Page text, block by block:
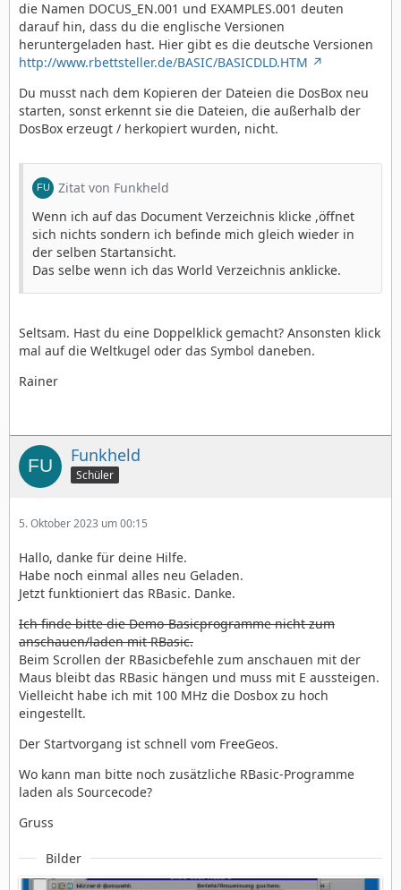
die Namen DOCUS_EN.001 und EXAMPLES.001 deuten
darauf hin, dass du die englische Versionen
heruntergeladen hast. Hier gibt es die deutsche Versionen
http://www.rbettsteller.de/BASIC/BASICDLD.HTM
Du musst nach dem Kopieren der Dateien die DosBox neu
starten, sonst erkennt sie die Dateien, die außerhalb der
DosBox erzeugt / herkopiert wurden, nicht.
Zitat von Funkheld
Wenn ich auf das Document Verzeichnis klicke ,öffnet
sich nichts sondern ich befinde mich gleich wieder in
der selben Startansicht.
Das selbe wenn ich das World Verzeichnis anklicke.
Seltsam. Hast du eine Doppelklick gemacht? Ansonsten klick
mal auf die Weltkugel oder das Symbol daneben.
Rainer
Funkheld
Schüler
5. Oktober 2023 um 00:15
Hallo, danke für deine Hilfe.
Habe noch einmal alles neu Geladen.
Jetzt funktioniert das RBasic. Danke.
Ich finde bitte die Demo-Basicprogramme nicht zum
anschauen/laden mit RBasic.
Beim Scrollen der RBasicbefehle zum anschauen mit der
Maus bleibt das RBasic hängen und muss mit E aussteigen.
Vielleicht habe ich mit 100 MHz die Dosbox zu hoch
eingestellt.
Der Startvorgang ist schnell vom FreeGeos.
Wo kann man bitte noch zusätzliche RBasic-Programme
laden als Sourcecode?
Gruss
Bilder